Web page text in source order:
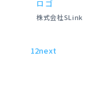
ロゴ
株式会社SLink
12next